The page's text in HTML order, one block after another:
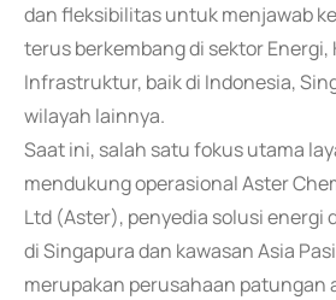
dan fleksibilitas untuk menjawab
terus berkembang di sektor Energi,
Infrastruktur, baik di Indonesia,
wilayah lainnya.
Saat ini, salah satu fokus utama
mendukung operasional Aster
Ltd (Aster), penyedia solusi energi
di Singapura dan kawasan Asia
merupakan perusahaan patungan